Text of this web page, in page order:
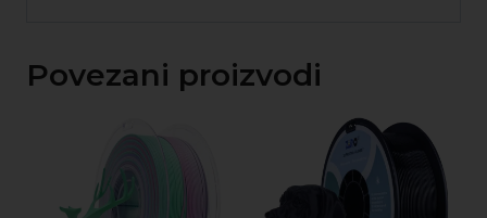
Povezani proizvodi